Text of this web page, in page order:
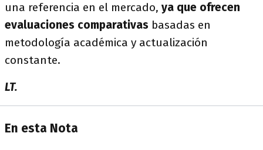
una referencia en el mercado, ya que ofrecen
evaluaciones comparativas basadas en
metodología académica y actualización
constante.
LT.
En esta Nota